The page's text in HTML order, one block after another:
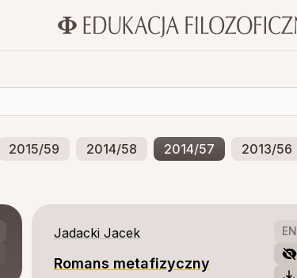
2015/59 2014/58 2014/57 2013/56
EN
Jadacki Jacek
Romans metafizyczny